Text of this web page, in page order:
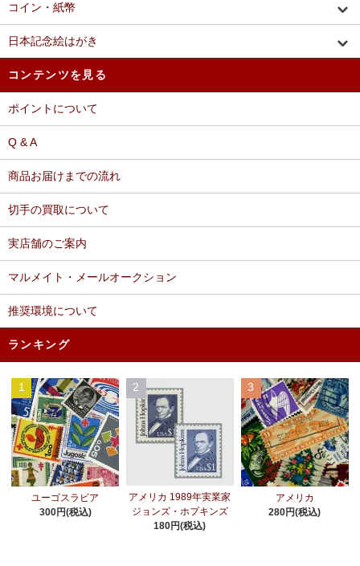
コイン・紙幣
日本記念絵はがき
コンテンツを見る
ポイントについて
Q & A
商品お届けまでの流れ
切手の買取について
実店舗のご案内
マルメイト・メールオークション
推奨環境について
ランキング
1
ユーゴスラビア
300円(税込)
2
アメリカ 1989年実業家
ジョンズ・ホプキンズ
180円(税込)
3
アメリカ
280円(税込)